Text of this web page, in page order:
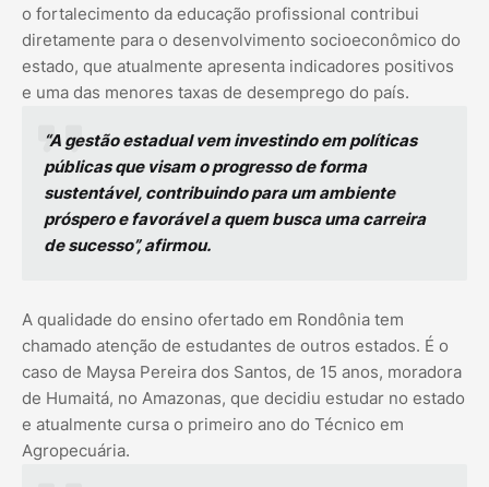
o fortalecimento da educação profissional contribui
diretamente para o desenvolvimento socioeconômico do
estado, que atualmente apresenta indicadores positivos
e uma das menores taxas de desemprego do país.
“A gestão estadual vem investindo em políticas
públicas que visam o progresso de forma
sustentável, contribuindo para um ambiente
próspero e favorável a quem busca uma carreira
de sucesso”, afirmou.
A qualidade do ensino ofertado em Rondônia tem
chamado atenção de estudantes de outros estados. É o
caso de Maysa Pereira dos Santos, de 15 anos, moradora
de Humaitá, no Amazonas, que decidiu estudar no estado
e atualmente cursa o primeiro ano do Técnico em
Agropecuária.